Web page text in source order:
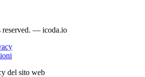
— icoda.io
del sito web